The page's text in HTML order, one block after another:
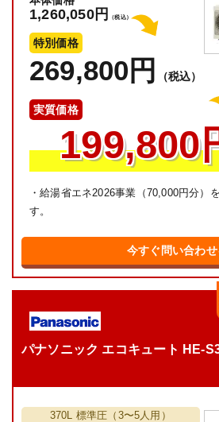
パナソニック エコキュート HE-
370L 標準圧（3〜5人用）
1,260,050円 （税込）
特別価格
269,800円 （税込）
実質価格
199,800
・給湯省エネ2026事業（70,000円分）
す。
今すぐ問い合わせ